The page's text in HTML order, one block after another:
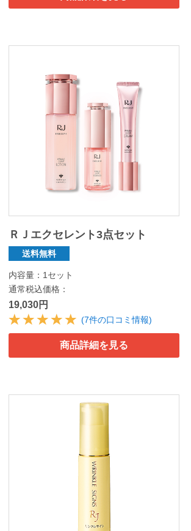
ＲＪエクセレント3点セット
送料無料
内容量：1セット
通常税込価格：
19,030円
(7件の口コミ情報)
商品詳細を見る